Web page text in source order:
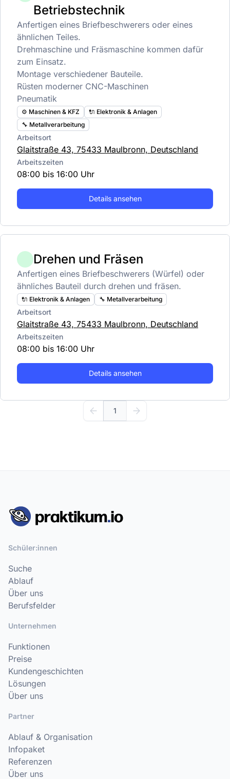
Betriebstechnik
Anfertigen eines Briefbeschwerers oder eines
ähnlichen Teiles.
Drehmaschine und Fräsmaschine kommen dafür
zum Einsatz.
Montage verschiedener Bauteile.
Rüsten moderner CNC-Maschinen
Pneumatik
⚙️ Maschinen & KFZ
🔌 Elektronik & Anlagen
🔧 Metallverarbeitung
Arbeitsort
Glaitstraße 43, 75433 Maulbronn, Deutschland
Arbeitszeiten
08:00 bis 16:00 Uhr
Details ansehen
Drehen und Fräsen
Anfertigen eines Briefbeschwerers (Würfel) oder
ähnliches Bauteil durch drehen und fräsen.
🔌 Elektronik & Anlagen 🔧 Metallverarbeitung
Arbeitsort
Glaitstraße 43, 75433 Maulbronn, Deutschland
Arbeitszeiten
08:00 bis 16:00 Uhr
Details ansehen
1
Schüler:innen
Suche
Ablauf
Über uns
Berufsfelder
Unternehmen
Funktionen
Preise
Kundengeschichten
Lösungen
Über uns
Partner
Ablauf & Organisation
Infopaket
Referenzen
Über uns